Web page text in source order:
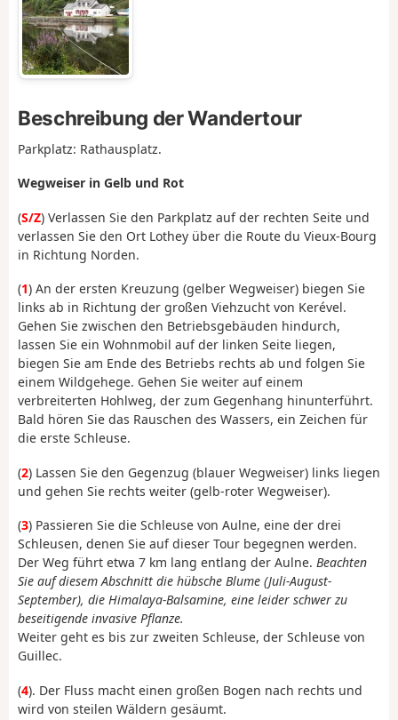
Beschreibung der Wandertour
Parkplatz: Rathausplatz.
Wegweiser in Gelb und Rot
(S/Z) Verlassen Sie den Parkplatz auf der rechten Seite und
verlassen Sie den Ort Lothey über die Route du Vieux-Bourg
in Richtung Norden.
(1) An der ersten Kreuzung (gelber Wegweiser) biegen Sie
links ab in Richtung der großen Viehzucht von Kerével.
Gehen Sie zwischen den Betriebsgebäuden hindurch,
lassen Sie ein Wohnmobil auf der linken Seite liegen,
biegen Sie am Ende des Betriebs rechts ab und folgen Sie
einem Wildgehege. Gehen Sie weiter auf einem
verbreiterten Hohlweg, der zum Gegenhang hinunterführt.
Bald hören Sie das Rauschen des Wassers, ein Zeichen für
die erste Schleuse.
(2) Lassen Sie den Gegenzug (blauer Wegweiser) links liegen
und gehen Sie rechts weiter (gelb-roter Wegweiser).
(3) Passieren Sie die Schleuse von Aulne, eine der drei
Schleusen, denen Sie auf dieser Tour begegnen werden.
Der Weg führt etwa 7 km lang entlang der Aulne. Beachten
Sie auf diesem Abschnitt die hübsche Blume (Juli-August-
September), die Himalaya-Balsamine, eine leider schwer zu
beseitigende invasive Pflanze.
Weiter geht es bis zur zweiten Schleuse, der Schleuse von
Guillec.
(4). Der Fluss macht einen großen Bogen nach rechts und
wird von steilen Wäldern gesäumt.